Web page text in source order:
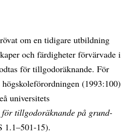
om en tidigare utbildning
och färdigheter förvärvade i
för tillgodoräknande. För
(1993:100)
universitets
tillgodoräknande på grund-
1.1–501-15).